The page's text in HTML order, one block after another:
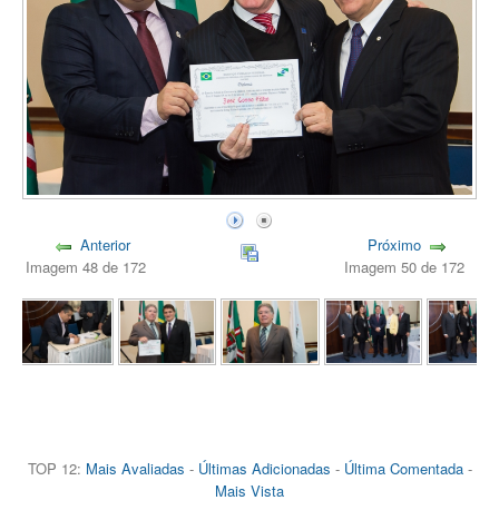
Anterior
Imagem 48 de 172
Próximo
Imagem 50 de 172
TOP 12: Mais Avaliadas - Últimas Adicionadas - Última Comentada-
Mais Vista